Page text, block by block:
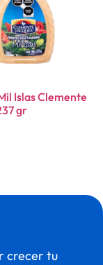
Islas Clemente
gr
crecer tu